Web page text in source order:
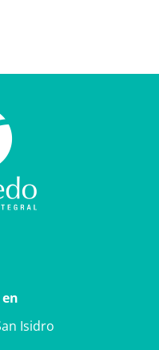
Isidro